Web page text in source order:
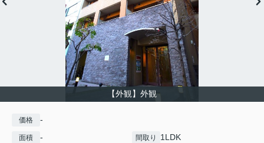
【外観】外観
価格 -
面積 - 間取り 1LDK